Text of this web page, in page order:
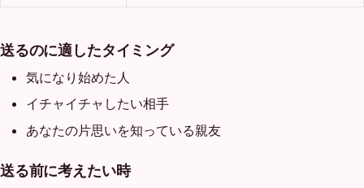
送るのに適したタイミング
気になり始めた人
イチャイチャしたい相手
あなたの片思いを知っている親友
送る前に考えたい時